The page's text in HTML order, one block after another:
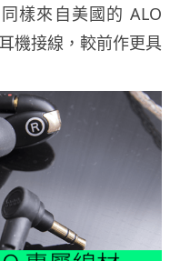
樣來自美國的 ALO
機接線，較前作更具